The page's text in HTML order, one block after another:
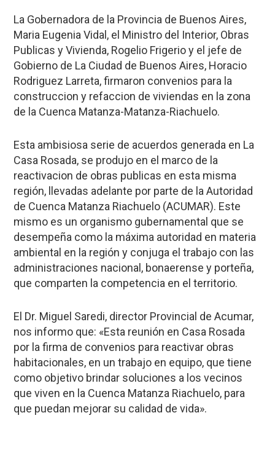
La Gobernadora de la Provincia de Buenos Aires,
Maria Eugenia Vidal, el Ministro del Interior, Obras
Publicas y Vivienda, Rogelio Frigerio y el jefe de
Gobierno de La Ciudad de Buenos Aires, Horacio
Rodriguez Larreta, firmaron convenios para la
construccion y refaccion de viviendas en la zona
de la Cuenca Matanza-Matanza-Riachuelo.
Esta ambisiosa serie de acuerdos generada en La
Casa Rosada, se produjo en el marco de la
reactivacion de obras publicas en esta misma
región, llevadas adelante por parte de la Autoridad
de Cuenca Matanza Riachuelo (ACUMAR). Este
mismo es un organismo gubernamental que se
desempeña como la máxima autoridad en materia
ambiental en la región y conjuga el trabajo con las
administraciones nacional, bonaerense y porteña,
que comparten la competencia en el territorio.
El Dr. Miguel Saredi, director Provincial de Acumar,
nos informo que: «Esta reunión en Casa Rosada
por la firma de convenios para reactivar obras
habitacionales, en un trabajo en equipo, que tiene
como objetivo brindar soluciones a los vecinos
que viven en la Cuenca Matanza Riachuelo, para
que puedan mejorar su calidad de vida».